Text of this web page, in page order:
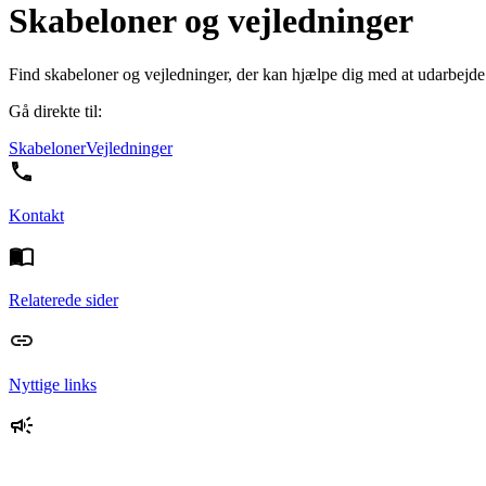
Skabeloner og vejledninger
Find skabeloner og vejledninger, der kan hjælpe dig med at
Gå direkte til:
SkabelonerVejledninger
Kontakt
Relaterede sider
Nyttige links